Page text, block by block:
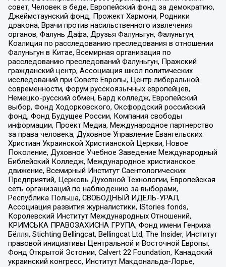
совет, Человек в беде, Европейский фонд за демократию,
Джеймстаунский фонд, Прожект Хармони, Родники
дракона, Врачи против насильственного извлечения
органов, Фалунь Дафа, Друзья Фалуньгун, Фалуньгун,
Коалиция по расследованию преследования в отношении
Фалуньгун в Китае, Всемирная организация по
расследованию преследований Фалуньгун, Пражский
гражданский центр, Ассоциация школ политических
исследований при Совете Европы, Центр либеральной
современности, Форум русскоязычных европейцев,
Немецко-русский обмен, Бард колледж, Европейский
выбор, Фонд Ходорковского, Оксфордский российский
фонд, Фонд Будущее России, Компания свободы
информации, Проект Медиа, Международное партнерство
за права человека, Духовное Управление Евангельских
Христиан Украинской Христианской Церкви, Новое
Поколение, Духовное Учебное Заведение Международный
Библейский Колледж, Международное христианское
движение, Всемирный Институт Саентологических
Предприятий, Церковь Духовной Технологии, Европейская
сеть организаций по наблюдению за выборами,
Республика Польша, СВОБОДНЫЙ ИДЕЛЬ-УРАЛ,
Ассоциация развития журналистики, IStories fonds,
Королевский Институт Международных Отношений,
КРИМСЬКА ПРАВОЗАХИСНА ГРУПА, Фонд имени Генриха
Бёлля, Stichting Bellingcat, Bellingcat Ltd, The Insider, Институт
правовой инициативы Центральной и Восточной Европы,
Фонд Открытой Эстонии, Calvert 22 Foundation, Канадский
украинский конгресс, Институт Макдональда-Лорье,